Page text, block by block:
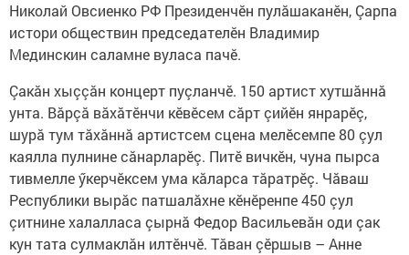
Николай Овсиенко РФ Президенчӗн пулăшаканӗн, Çарпа
истори обществин председателӗн Владимир
Мединскин саламне вуласа пачӗ.
Çакăн хыççăн концерт пуçланчӗ. 150 артист хутшăннă
унта. Вăрçă вăхăтӗнчи кӗвӗсем сăрт çийӗн янрарӗç,
шурă тум тăхăннă артистсем сцена мелӗсемпе 80 çул
каялла пулнине сăнарларӗç. Питӗ вичкӗн, чуна пырса
тивмелле ӳкерчӗксем ума кăларса тăратрӗç. Чăваш
Республики вырăс патшалăхне кӗнӗренпе 450 çул
çитнине халалласа çырнă Федор Васильевăн оди çак
кун тата сулмаклăн илтӗнчӗ. Тăван çӗршыв – Анне